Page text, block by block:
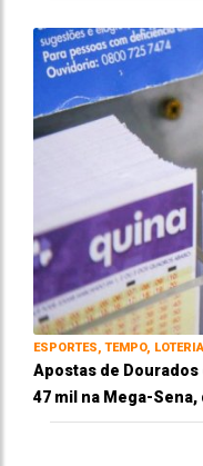
ESPORTES, TEMPO,
Apostas de Dourados
47 mil na Mega-